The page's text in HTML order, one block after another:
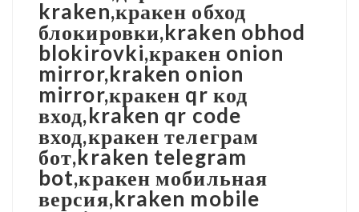
kraken,кракен обход
блокировки,kraken obhod
blokirovki,кракен onion
mirror,kraken onion
mirror,кракен qr код
вход,kraken qr code
вход,кракен телеграм
бот,kraken telegram
bot,кракен мобильная
версия,kraken mobile